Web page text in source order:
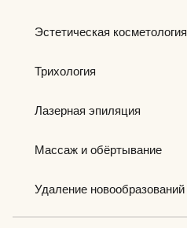
Эстетическая косметология
Трихология
Лазерная эпиляция
Массаж и обёртывание
Удаление новообразований